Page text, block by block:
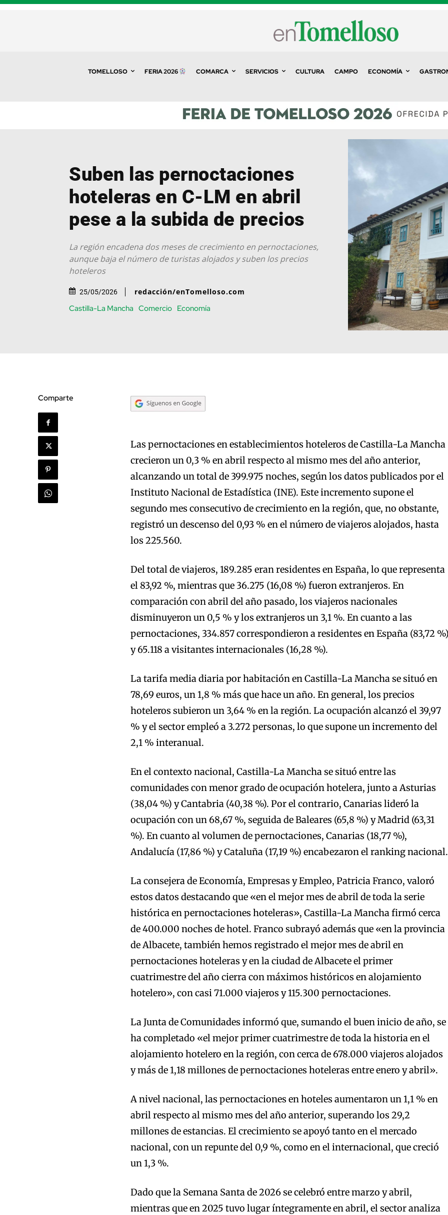
TOMELLOSO FERIA 2026 COMARCA SERVICIOS CULTURA CAMPO ECONOMÍA
Suben las pernoctaciones
hoteleras en C-LM en abril
pese a la subida de precios
La región encadena dos meses de crecimiento en pernoctaciones,
aunque baja el número de turistas alojados y suben los precios
hoteleros
25/05/2026 redacción/enTomelloso.com
Castilla-La Mancha Comercio Economía
Comparte
Las pernoctaciones en establecimientos hoteleros de Castilla-La Mancha
crecieron un 0,3 % en abril respecto al mismo mes del año anterior,
alcanzando un total de 399.975 noches, según los datos publicados por el
Instituto Nacional de Estadística (INE). Este incremento supone el
segundo mes consecutivo de crecimiento en la región, que, no obstante,
registró un descenso del 0,93 % en el número de viajeros alojados, hasta
los 225.560.
Del total de viajeros, 189.285 eran residentes en España, lo que representa
el 83,92 %, mientras que 36.275 (16,08 %) fueron extranjeros. En
comparación con abril del año pasado, los viajeros nacionales
disminuyeron un 0,5 % y los extranjeros un 3,1 %. En cuanto a las
pernoctaciones, 334.857 correspondieron a residentes en España (83,72
y 65.118 a visitantes internacionales (16,28 %).
La tarifa media diaria por habitación en Castilla-La Mancha se situó en
78,69 euros, un 1,8 % más que hace un año. En general, los precios
hoteleros subieron un 3,64 % en la región. La ocupación alcanzó el 39,97
% y el sector empleó a 3.272 personas, lo que supone un incremento del
2,1 % interanual.
En el contexto nacional, Castilla-La Mancha se situó entre las
comunidades con menor grado de ocupación hotelera, junto a Asturias
(38,04 %) y Cantabria (40,38 %). Por el contrario, Canarias lideró la
ocupación con un 68,67 %, seguida de Baleares (65,8 %) y Madrid (63,31
%). En cuanto al volumen de pernoctaciones, Canarias (18,77 %),
Andalucía (17,86 %) y Cataluña (17,19 %) encabezaron el ranking nacional.
La consejera de Economía, Empresas y Empleo, Patricia Franco, valoró
estos datos destacando que «en el mejor mes de abril de toda la serie
histórica en pernoctaciones hoteleras», Castilla-La Mancha firmó cerca
de 400.000 noches de hotel. Franco subrayó además que «en la provincia
de Albacete, también hemos registrado el mejor mes de abril en
pernoctaciones hoteleras y en la ciudad de Albacete el primer
cuatrimestre del año cierra con máximos históricos en alojamiento
hotelero», con casi 71.000 viajeros y 115.300 pernoctaciones.
La Junta de Comunidades informó que, sumando el buen inicio de año, se
ha completado «el mejor primer cuatrimestre de toda la historia en el
alojamiento hotelero en la región, con cerca de 678.000 viajeros alojados
y más de 1,18 millones de pernoctaciones hoteleras entre enero y abril».
A nivel nacional, las pernoctaciones en hoteles aumentaron un 1,1 % en
abril respecto al mismo mes del año anterior, superando los 29,2
millones de estancias. El crecimiento se apoyó tanto en el mercado
nacional, con un repunte del 0,9 %, como en el internacional, que creció
un 1,3 %.
Dado que la Semana Santa de 2026 se celebró entre marzo y abril,
mientras que en 2025 tuvo lugar íntegramente en abril, el sector analiza